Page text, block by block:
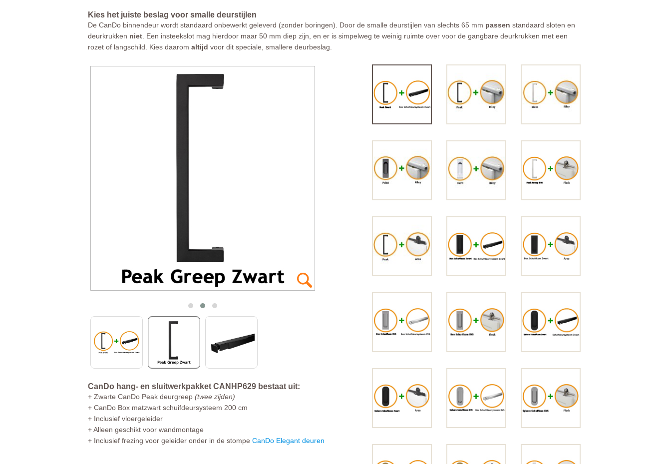
Kies het juiste beslag voor smalle deurstijlen
De CanDo binnendeur wordt standaard onbewerkt geleverd (zonder boringen). Door de smalle deurstijlen van slechts 65 mm passen standaard sloten en
deurkrukken niet . Een insteekslot mag hierdoor maar 50 mm diep zijn, en er is simpelweg te weinig ruimte over voor de gangbare deurkrukken met een
rozet of langschild. Kies daarom altijd voor dit speciale, smallere deurbeslag.
CanDo hang- en sluitwerkpakket CANHP629 bestaat uit:
+ Zwarte CanDo Peak deurgreep (twee zijden)
+ CanDo Box matzwart schuifdeursysteem 200 cm
+ Inclusief vloergeleider
+ Alleen geschikt voor wandmontage
+ Inclusief frezing voor geleider onder in de stompe CanDo Elegant deuren